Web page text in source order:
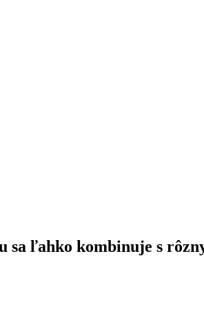
sa ľahko kombinuje s